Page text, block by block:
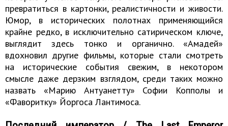
превратиться в картонки, реалистичности и живости.
Юмор, в исторических полотнах применяющийся
крайне редко, в исключительно сатирическом ключе,
выглядит здесь тонко и органично. «Амадей»
вдохновил другие фильмы, которые стали смотреть
на исторические события свежим, в некотором
смысле даже дерзким взглядом, среди таких можно
назвать «Марию Антуанетту» Софии Копполы и
«Фаворитку» Йоргоса Лантимоса.